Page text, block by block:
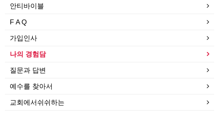
안티바이블
F A Q
가입인사
나의 경험담
질문과 답변
예수를 찾아서
교회에서쉬쉬하는